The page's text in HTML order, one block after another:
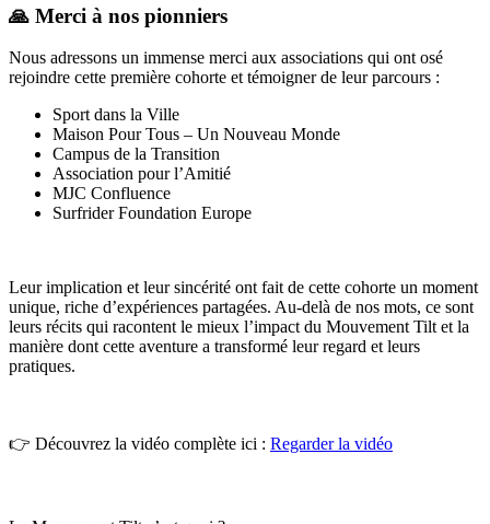
🙏 Merci à nos pionniers
Nous adressons un immense merci aux associations qui ont osé
rejoindre cette première cohorte et témoigner de leur parcours :
Sport dans la Ville
Maison Pour Tous – Un Nouveau Monde
Campus de la Transition
Association pour l’Amitié
MJC Confluence
Surfrider Foundation Europe
Leur implication et leur sincérité ont fait de cette cohorte un moment
unique, riche d’expériences partagées. Au-delà de nos mots, ce sont
leurs récits qui racontent le mieux l’impact du Mouvement Tilt et la
manière dont cette aventure a transformé leur regard et leurs
pratiques.
👉 Découvrez la vidéo complète ici : Regarder la vidéo